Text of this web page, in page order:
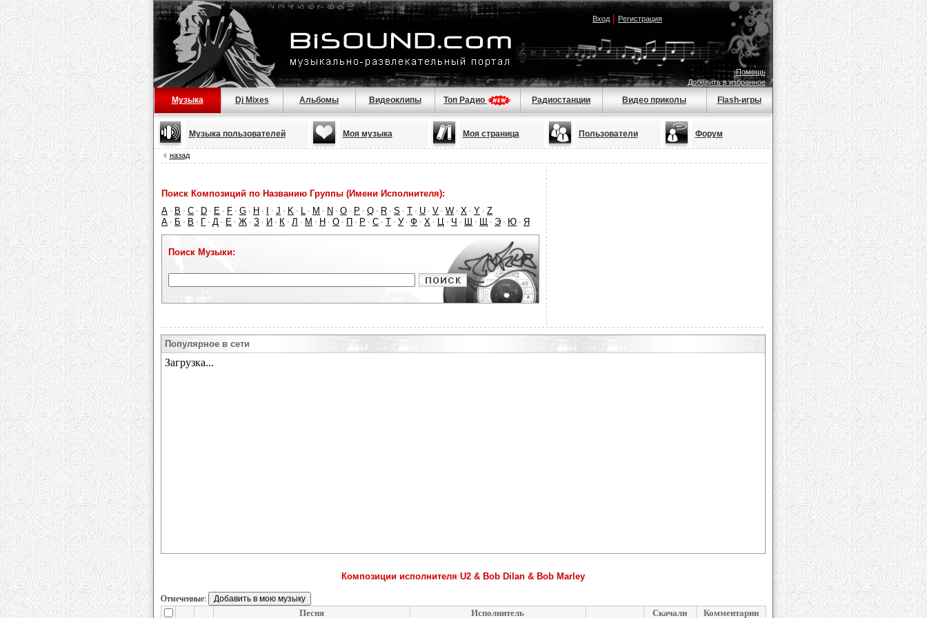
Вход| Регистрация
Помощь
Добавить в избранное
Музыка Dj Mixes Альбомы Видеоклипы Топ Радио Радиостанции Видео приколы Flash-игры
Музыка пользователей Моя музыка Моя страница Пользователи Форум
назад
Поиск Композиций по Названию Группы (Имени Исполнителя):
A · B · C · D · E · F · G · H · · J · K · L · M · N · O · P · Q · R · S · T · U · V · W · X · Y · Z
А · Б · В · Г · Д · Е · Ж · З · И · К · Л · М · Н · О · П · Р · С · Т · У · Ф · Х · Ц · Ч · Ш · Щ · Э · Ю · Я
Поиск Музыки:
Популярное в сети
Композиции исполнителя U2 & Bob Dilan & Bob Marley
Отмеченные:
Песня Исполнитель Скачали Комментарии